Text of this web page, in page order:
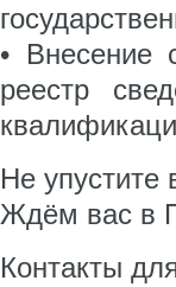
• Внесение
реестр
Не
Ждём вас в
Контакты